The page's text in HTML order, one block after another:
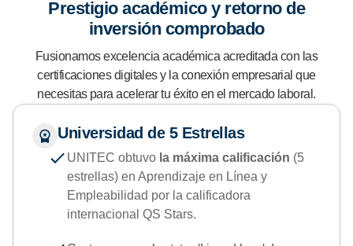
Prestigio académico y retorno de
inversión comprobado
Fusionamos excelencia académica acreditada con las
certificaciones digitales y la conexión empresarial que
necesitas para acelerar tu éxito en el mercado laboral.
Universidad de 5 Estrellas
UNITEC obtuvo la máxima calificación (5
estrellas) en Aprendizaje en Línea y
Empleabilidad por la calificadora
internacional QS Stars.